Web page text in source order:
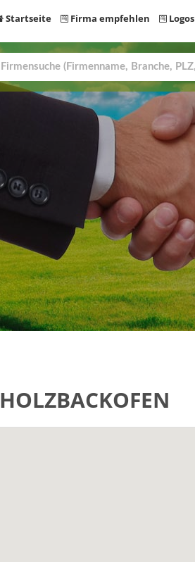
Startseite Firma empfehlen Logos
HOLZBACKOFEN